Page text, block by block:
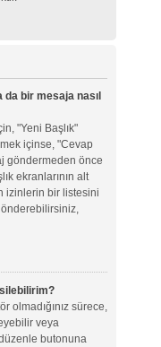
bir mesaja nasıl
"Yeni Başlık"
içinse, "Cevap
göndermeden önce
ekranlarının alt
izinlerin bir listesini
olmadığınız sürece,
veya
butonuna